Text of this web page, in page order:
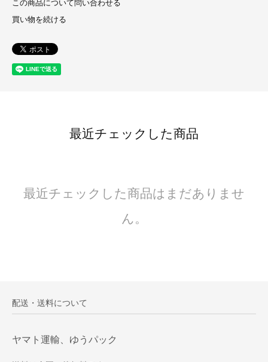
この商品について問い合わせる
買い物を続ける
最近チェックした商品
最近チェックした商品はまだありませ
ん。
配送・送料について
ヤマト運輸、ゆうパック